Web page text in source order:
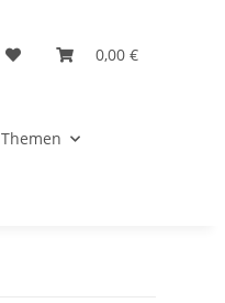
0,00 €
Themen